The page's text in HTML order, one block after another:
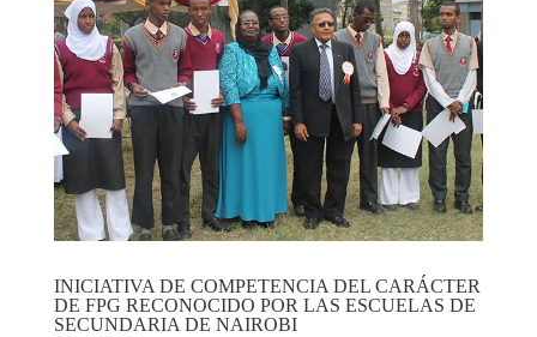
INICIATIVA DE COMPETENCIA DEL CARÁCTER
DE FPG RECONOCIDO POR LAS ESCUELAS DE
SECUNDARIA DE NAIROBI